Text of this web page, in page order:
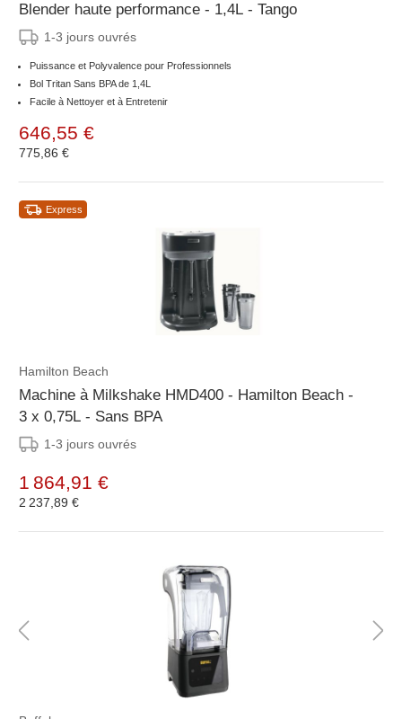
Blender haute performance - 1,4L - Tango
1-3 jours ouvrés
Puissance et Polyvalence pour Professionnels
Bol Tritan Sans BPA de 1,4L
Facile à Nettoyer et à Entretenir
646,55 €
775,86 €
Express
Hamilton Beach
Machine à Milkshake HMD400 - Hamilton Beach -
3 x 0,75L - Sans BPA
1-3 jours ouvrés
1 864,91 €
2 237,89 €